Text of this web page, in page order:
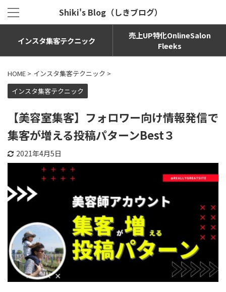
Shiki's Blog（しきブログ）
インスタ集客テクニック
売上UP特化OnlineSalon
Fleeks
HOME > インスタ集客テクニック >
インスタ集客テクニック
【美容室集客】フォロワー向け情報発信で
集客が増える投稿パターンBest３
2021年4月5日